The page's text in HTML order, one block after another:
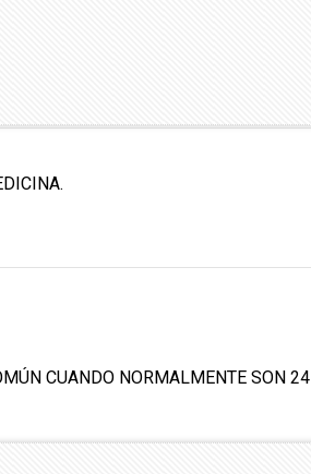
CUANDO NORMALMENTE SON 24